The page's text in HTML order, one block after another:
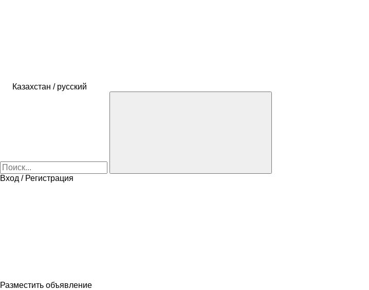
Казахстан / русский
Вход / Регистрация
Разместить объявление